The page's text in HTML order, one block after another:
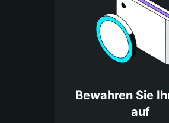
Bewahren Sie
auf